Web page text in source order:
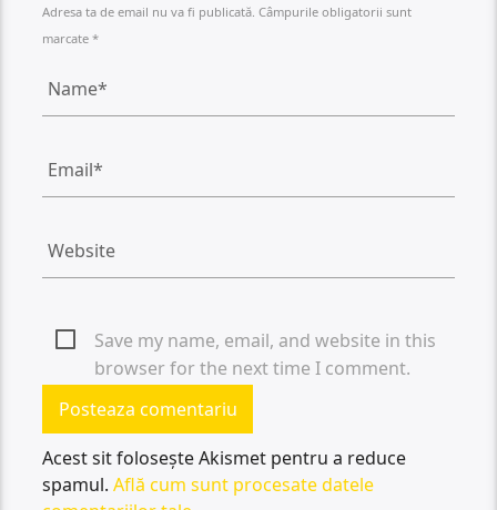
Adresa ta de email nu va fi publicată. Câmpurile obligatorii sunt
marcate *
Save my name, email, and website in this
browser for the next time I comment.
Acest sit folosește Akismet pentru a reduce
spamul.Află cum sunt procesate datele